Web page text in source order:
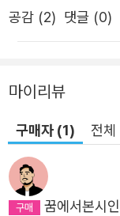
가족들과 집 밖 생
고자들에게 제 돈
고 삶의 시간을 되
보호소에 면회를
립 연구 활동가 심
이 없고 남의 입에
해 유가족 김영희가 그들이다. 2부 ‘
공감 (2) 댓글 (0)
마이리뷰
구매자 (1) 전
꿈에서본시인